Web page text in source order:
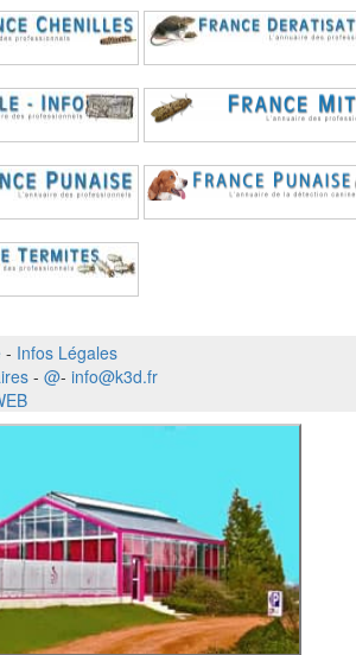
- Infos Légales
- @- info@k3d.fr